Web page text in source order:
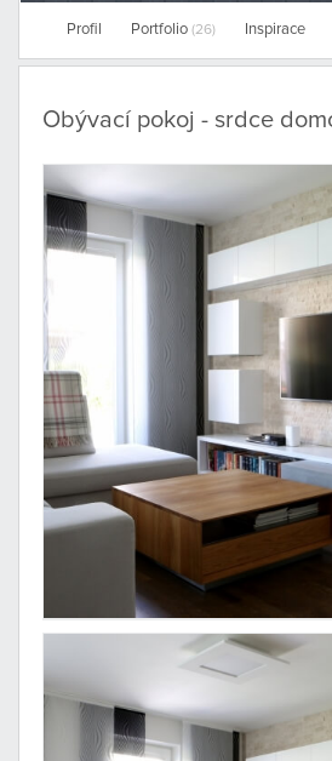
Profil Portfolio (26) Inspirace
Obývací pokoj - srdce